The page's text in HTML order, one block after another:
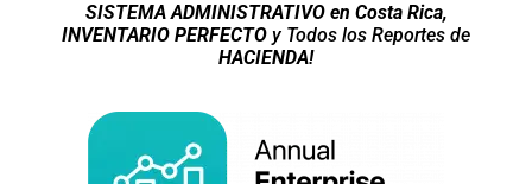
SISTEMA ADMINISTRATIVO en Costa Rica,
INVENTARIO PERFECTO y Todos los Reportes de
HACIENDA!